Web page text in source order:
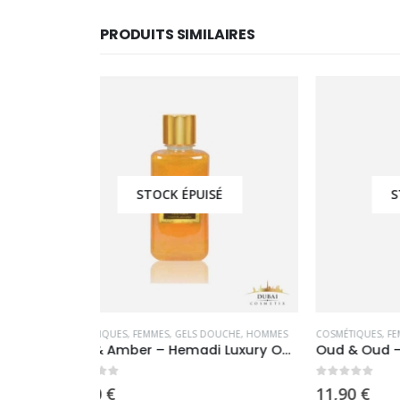
PRODUITS SIMILAIRES
STOCK ÉPUISÉ
COSMÉTIQUES, FEMMES,GELS DOUCHE,HOMMES
Oud & Oud – Hemadi Luxury Oud
11,90
BLACK
Oud
24,90